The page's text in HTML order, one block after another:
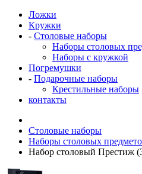
Ложки
Кружки
- Столовые наборы
Наборы столовых
Наборы с кружкой
Погремушки
- Подарочные наборы
Крестильные наборы
контакты
Столовые наборы
Наборы столовых
Набор столовый Престиж